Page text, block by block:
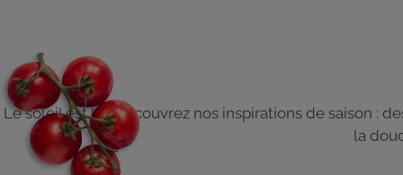
Le soleil est là ! Découvrez nos inspirations de saison :
la